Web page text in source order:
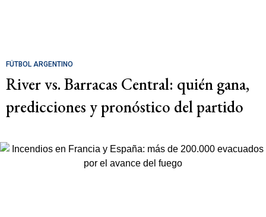
FÚTBOL ARGENTINO
River vs. Barracas Central: quién gana,
predicciones y pronóstico del partido